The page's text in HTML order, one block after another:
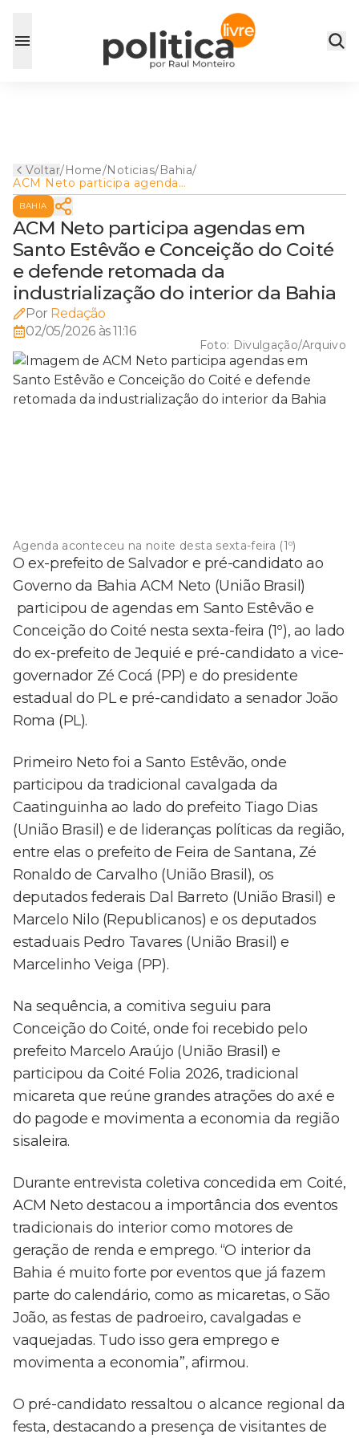
Voltar/Home/Noticias/Bahia/
ACM Neto participa agendas
em Santo Estêvão e
Conceição do Coité e
defende retomada da
industrialização do interior da
Bahia
BAHIA
ACM Neto participa agendas em
Santo Estêvão e Conceição do Coité
e defende retomada da
industrialização do interior da Bahia
Por Redação
02/05/2026 às 11:16
Foto: Divulgação/Arquivo
Agenda aconteceu na noite desta sexta-feira (1º)
O ex-prefeito de Salvador e pré-candidato ao
Governo da Bahia ACM Neto (União Brasil)
participou de agendas em Santo Estêvão e
Conceição do Coité nesta sexta-feira (1º), ao lado
do ex-prefeito de Jequié e pré-candidato a vice-
governador Zé Cocá (PP) e do presidente
estadual do PL e pré-candidato a senador João
Roma (PL).
Primeiro Neto foi a Santo Estêvão, onde
participou da tradicional cavalgada da
Caatinguinha ao lado do prefeito Tiago Dias
(União Brasil) e de lideranças políticas da região,
entre elas o prefeito de Feira de Santana, Zé
Ronaldo de Carvalho (União Brasil), os
deputados federais Dal Barreto (União Brasil) e
Marcelo Nilo (Republicanos) e os deputados
estaduais Pedro Tavares (União Brasil) e
Marcelinho Veiga (PP).
Na sequência, a comitiva seguiu para
Conceição do Coité, onde foi recebido pelo
prefeito Marcelo Araújo (União Brasil) e
participou da Coité Folia 2026, tradicional
micareta que reúne grandes atrações do axé e
do pagode e movimenta a economia da região
sisaleira.
Durante entrevista coletiva concedida em Coité,
ACM Neto destacou a importância dos eventos
tradicionais do interior como motores de
geração de renda e emprego. “O interior da
Bahia é muito forte por eventos que já fazem
parte do calendário, como as micaretas, o São
João, as festas de padroeiro, cavalgadas e
vaquejadas. Tudo isso gera emprego e
movimenta a economia”, afirmou.
O pré-candidato ressaltou o alcance regional da
festa, destacando a presença de visitantes de